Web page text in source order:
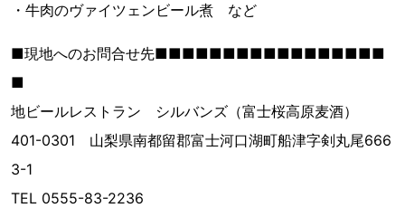
・牛肉のヴァイツェンビール煮 など
■現地へのお問合せ先■■■■■■■■■■■■■■■■■
■
地ビールレストラン シルバンズ（富士桜高原麦酒）
401-0301 山梨県南都留郡富士河口湖町船津字剣丸尾666
3-1
TEL 0555-83-2236